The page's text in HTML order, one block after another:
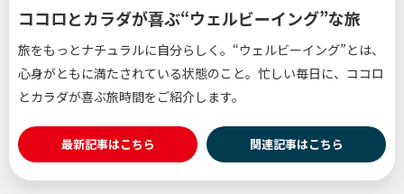
ココロとカラダが喜ぶ“ウェルビーイング”な旅
旅をもっとナチュラルに自分らしく。“ウェルビーイング”とは、
心身がともに満たされている状態のこと。忙しい毎日に、ココロ
とカラダが喜ぶ旅時間をご紹介します。
最新記事はこちら 関連記事はこちら